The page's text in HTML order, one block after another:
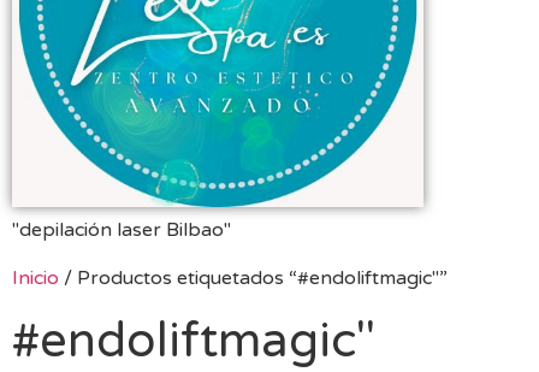
"depilación laser Bilbao"
Inicio / Productos etiquetados “#endoliftmagic"”
#endoliftmagic"